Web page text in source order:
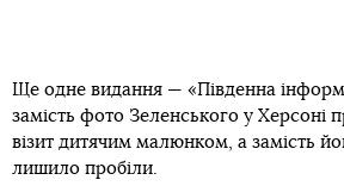
Ще одне видання — «Південна
замість фото Зеленського у Херсоні
візит дитячим малюнком, а замість
лишило пробіли.